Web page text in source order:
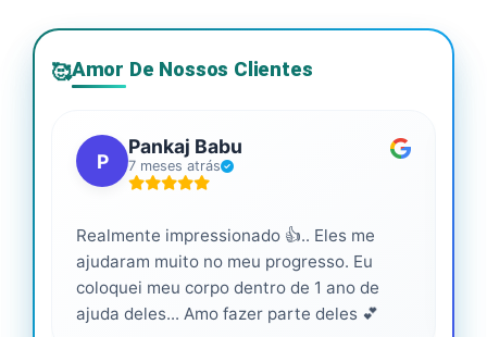
🥰Amor De Nossos Clientes
P
Pankaj Babu
7 meses atrás
Realmente impressionado 👍.. Eles me
ajudaram muito no meu progresso. Eu
coloquei meu corpo dentro de 1 ano de
ajuda deles... Amo fazer parte deles 💕